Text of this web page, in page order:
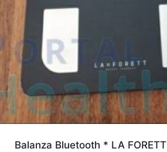
Balanza Bluetooth * LA FORETT